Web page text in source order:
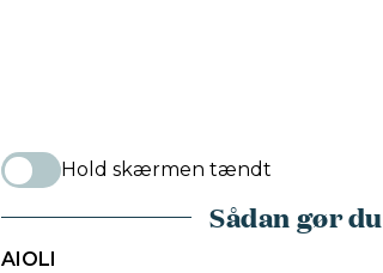
Hold skærmen tændt
Sådan gør du
AIOLI